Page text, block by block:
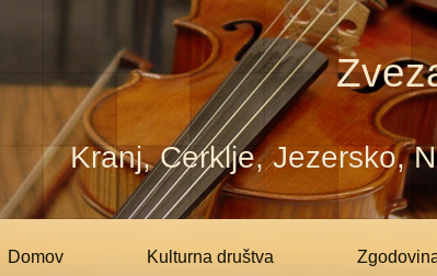
Kranj, Cerklje, Jezersko,
Domov Kulturna društva